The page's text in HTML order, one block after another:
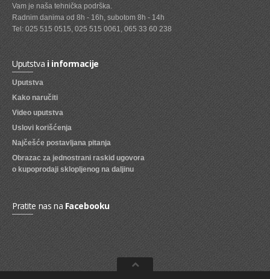
KOMPOTI
SVEZE VOCE
SVEZE POVRCE
DZEMOVI, MARMALADE I MED
BOMBONI
ZVAKE
LIZALICE
COKOLADE
KREMOVI
BOMBONJERE I PRALINE
MALE COKOLADE I BAROVI
KEKSOVI
KEKS STRUDLE
Vam je naša tehnička podrška.
Radnim danima od 8h - 16h, subotom 8h - 14h
Tel: 025 515 0515, 025 515 0061, 065 33 60 238
Uputstvai informacije
Uputstva
Kako naručiti
Video uputstva
Uslovi korišćenja
Najčešće postavljana pitanja
Obrazac za jednostrani raskid ugovora
o kupoprodaji sklopljenog na daljinu
Pratite nas na Facebooku